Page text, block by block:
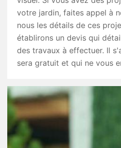
votre jardin, faites appel à
nous les détails de ces
établirons un devis qui
des travaux à effectuer. Il
sera gratuit et qui ne vous